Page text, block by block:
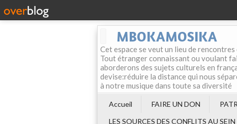
MBOKAMOSIKA
Cet espace se veut un lieu de
Tout étranger connaissant ou voulant
aborderons des sujets culturels en
devise:réduire la distance qui nous
à notre musique dans toute sa diversité
Accueil FAIRE UN DON
LES SOURCES DES CONFLITS AU